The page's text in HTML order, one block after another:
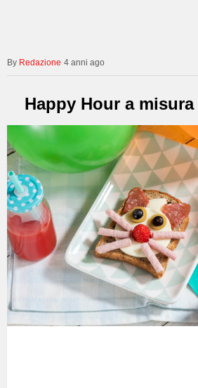
Redazione 4 anni ago
Happy Hour a